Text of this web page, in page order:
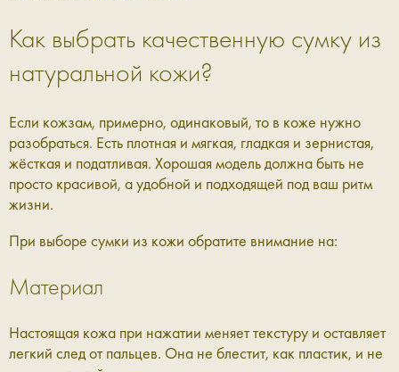
Как выбрать качественную сумку из
натуральной кожи?
Если кожзам, примерно, одинаковый, то в коже нужно
разобраться. Есть плотная и мягкая, гладкая и зернистая,
жёсткая и податливая. Хорошая модель должна быть не
просто красивой, а удобной и подходящей под ваш ритм
жизни.
При выборе сумки из кожи обратите внимание на:
Материал
Настоящая кожа при нажатии меняет текстуру и оставляет
легкий след от пальцев. Она не блестит, как пластик, и не